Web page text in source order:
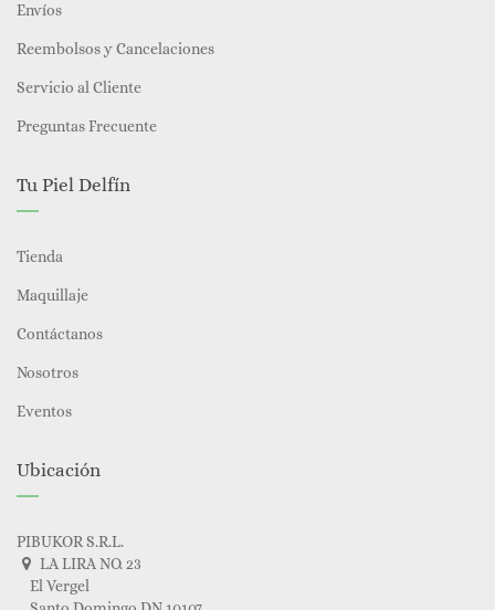
Envíos
Reembolsos y Cancelaciones
Servicio al Cliente
Preguntas Frecuente
Tu Piel Delfín
Tienda
Maquillaje
Contáctanos
Nosotros
Eventos
Ubicación
PIBUKOR S.R.L.
LA LIRA NO. 23
El Vergel